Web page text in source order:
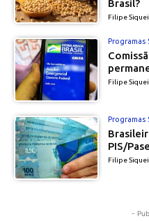
Brasil?
Filipe
Programas
Filipe
Programas
PIS/
Filipe
-